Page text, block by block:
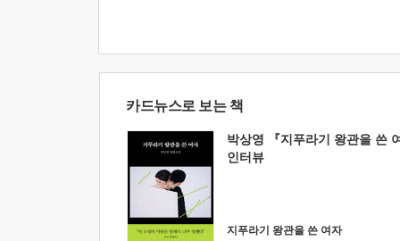
카드뉴스로 보는 책
박상영 『지푸라기 왕관을 쓴
인터뷰
지푸라기 왕관을 쓴 여자